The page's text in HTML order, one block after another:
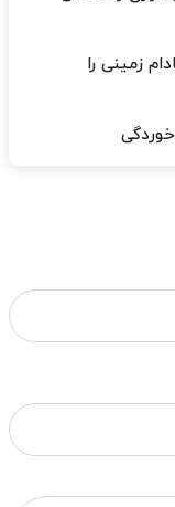
زمینی را